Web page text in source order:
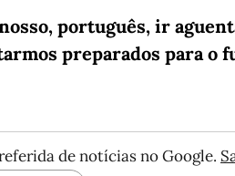
português, ir
preparados para o
de notícias no Google.